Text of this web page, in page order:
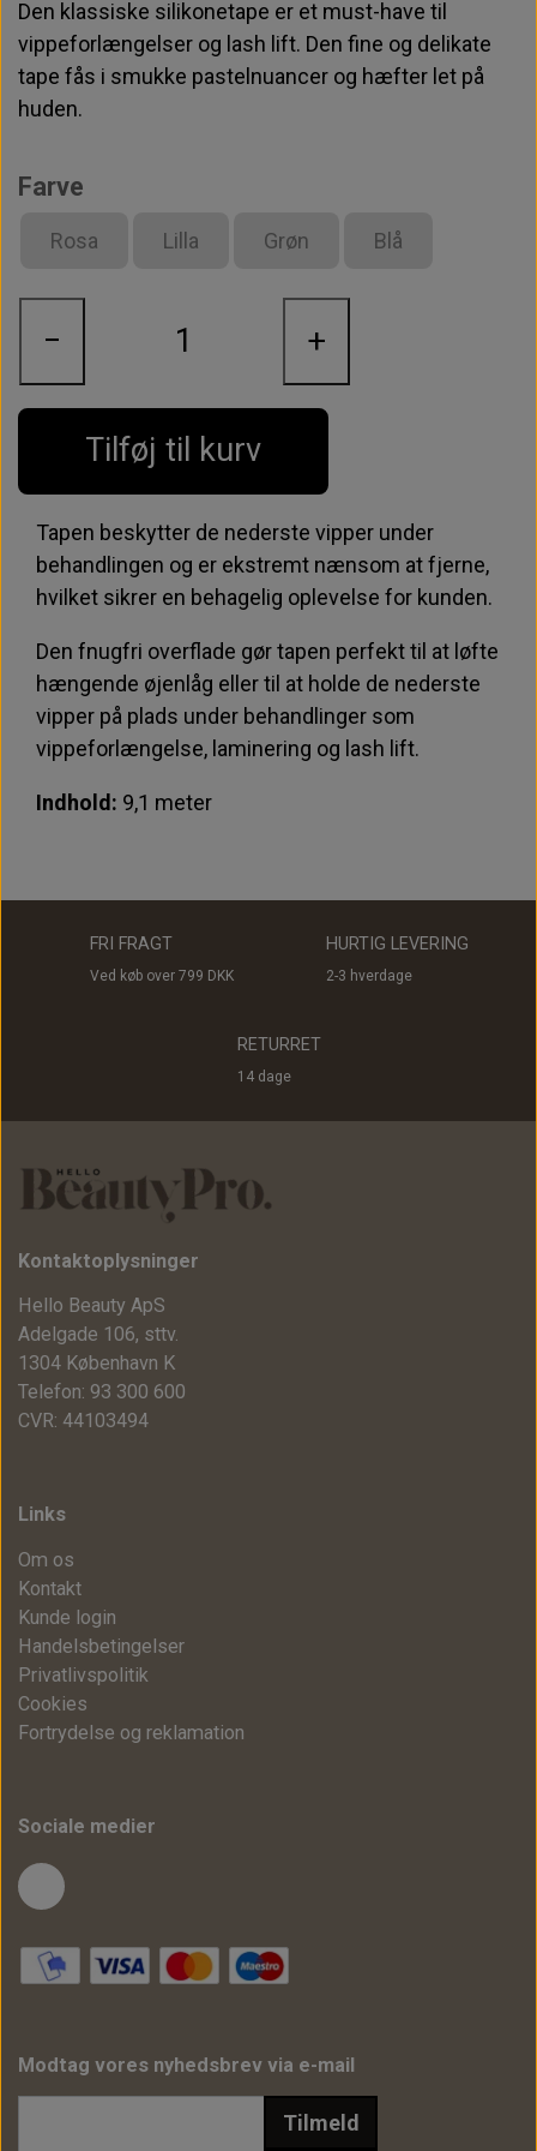
Den klassiske silikonetape er et must-have til
vippeforlængelser og lash lift. Den fine og delikate
tape fås i smukke pastelnuancer og hæfter let på
huden.
Farve
Rosa Lilla Grøn Blå
− +
Tilføj til kurv
Tapen beskytter de nederste vipper under
behandlingen og er ekstremt nænsom at fjerne,
hvilket sikrer en behagelig oplevelse for kunden.
Den fnugfri overflade gør tapen perfekt til at løfte
hængende øjenlåg eller til at holde de nederste
vipper på plads under behandlinger som
vippeforlængelse, laminering og lash lift.
Indhold: 9,1 meter
FRI FRAGT
Ved køb over 799 DKK
HURTIG LEVERING
2-3 hverdage
RETURRET
14 dage
Kontaktoplysninger
Hello Beauty ApS
Adelgade 106, sttv.
1304 København K
Telefon: 93 300 600
CVR: 44103494
Links
Om os
Kontakt
Kunde login
Handelsbetingelser
Privatlivspolitik
Cookies
Fortrydelse og reklamation
Sociale medier
Modtag vores nyhedsbrev via e-mail
Tilmeld